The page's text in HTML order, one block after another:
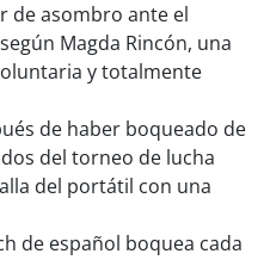
de asombro ante el
Magda Rincón, una
y totalmente
de haber boqueado de
del torneo de lucha
del portátil con una
de español boquea cada